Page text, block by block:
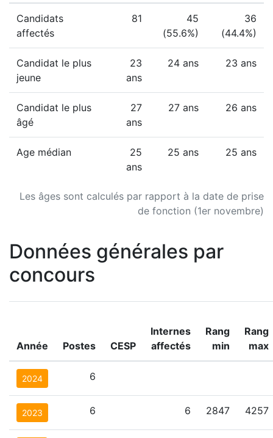
Les âges sont calculés par rapport à la date de prise
de fonction (1er novembre)
Candidats
affectés
81
45
(55.6%)
36
(44.4%)
Candidat le plus
jeune
23
ans
24 ans 23 ans
Candidat le plus
âgé
27
ans
27 ans 26 ans
Age médian
25
ans
25 ans 25 ans
Données générales par
concours
Année Postes CESP
Internes
affectés
Rang
min
Rang
max
2024 6
2023 6 6 2847 4257